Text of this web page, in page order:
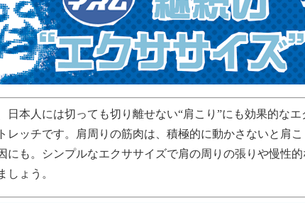
日本人には切っても切り離せない“肩こり”にも効果的なエ
レッチです。肩周りの筋肉は、積極的に動かさないと肩
にも。シンプルなエクササイズで肩の周りの張りや慢性
しょう。